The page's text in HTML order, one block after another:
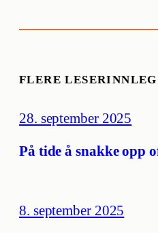
FLERE
28. september 2025
På tide å snakke opp
8. september 2025